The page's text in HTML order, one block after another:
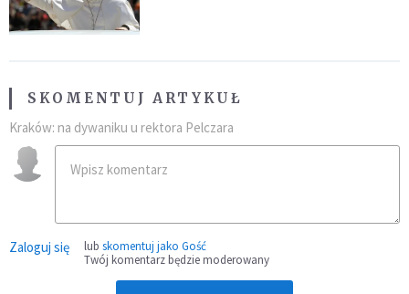
SKOMENTUJ ARTYKUŁ
Kraków: na dywaniku u rektora Pelczara
Zaloguj się lub skomentuj jako Gość
Twój komentarz będzie moderowany